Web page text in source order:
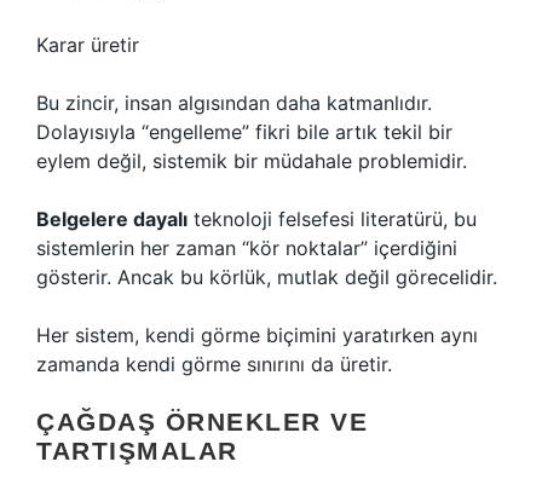
Karar üretir
Bu zincir, insan algısından daha katmanlıdır.
Dolayısıyla “engelleme” fikri bile artık tekil bir
eylem değil, sistemik bir müdahale problemidir.
Belgelere dayalı teknoloji felsefesi literatürü, bu
sistemlerin her zaman “kör noktalar” içerdiğini
gösterir. Ancak bu körlük, mutlak değil görecelidir.
Her sistem, kendi görme biçimini yaratırken aynı
zamanda kendi görme sınırını da üretir.
ÇAĞDAŞ ÖRNEKLER VE
TARTIŞMALAR